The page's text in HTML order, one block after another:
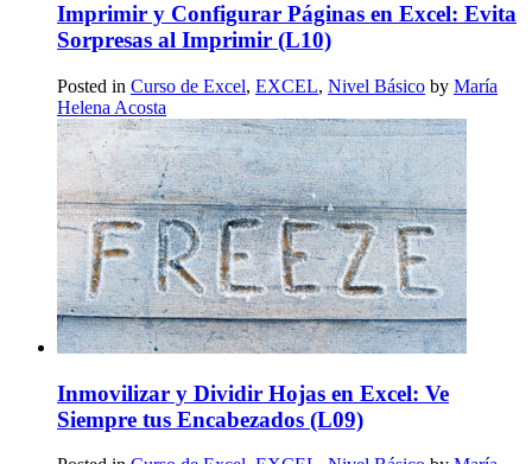
Imprimir y Configurar Páginas en Excel: Evita
Sorpresas al Imprimir (L10)
Posted in Curso de Excel, EXCEL, Nivel Básico by María
Helena Acosta
Inmovilizar y Dividir Hojas en Excel: Ve
Siempre tus Encabezados (L09)